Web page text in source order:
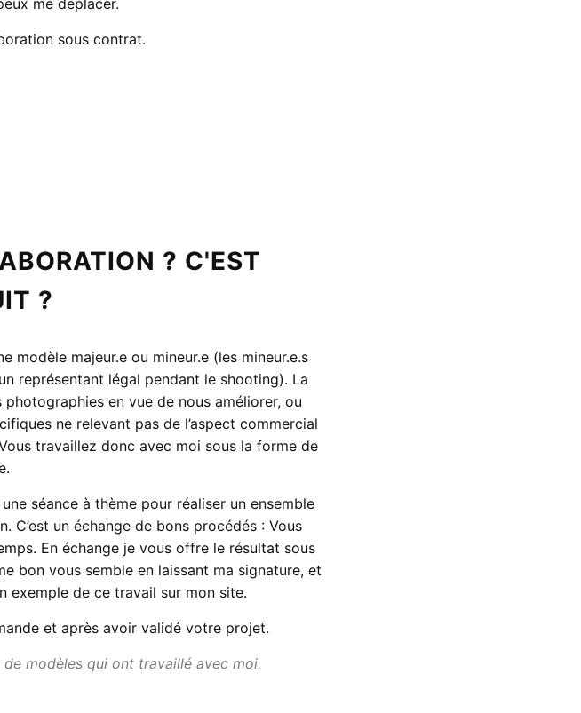
me déplacer.
sous contrat.
? C'EST
?
modèle majeur.e ou mineur.e (les mineur.e.s
représentant légal pendant le shooting). La
en vue de nous améliorer, ou
ne relevant pas de l’aspect commercial
travaillez donc avec moi sous la forme de
séance à thème pour réaliser un ensemble
C’est un échange de bons procédés : Vous
En échange je vous offre le résultat sous
bon vous semble en laissant ma signature, et
exemple de ce travail sur mon site.
et après avoir validé votre projet.
modèles qui ont travaillé avec moi.